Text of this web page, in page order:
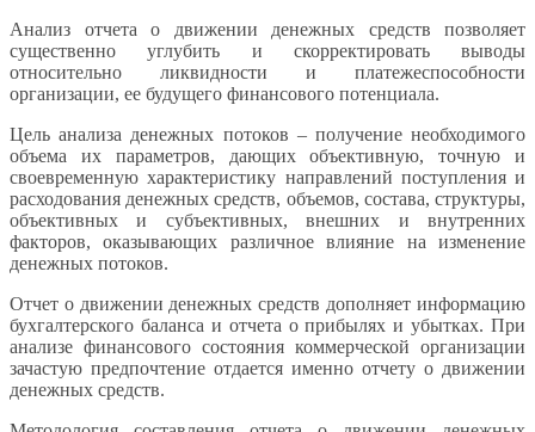
Анализ отчета о движении денежных средств позволяет
существенно углубить и скорректировать выводы
относительно ликвидности и платежеспособности
организации, ее будущего финансового потенциала.
Цель анализа денежных потоков – получение необходимого
объема их параметров, дающих объективную, точную и
своевременную характеристику направлений поступления и
расходования денежных средств, объемов, состава, структуры,
объективных и субъективных, внешних и внутренних
факторов, оказывающих различное влияние на изменение
денежных потоков.
Отчет о движении денежных средств дополняет информацию
бухгалтерского баланса и отчета о прибылях и убытках. При
анализе финансового состояния коммерческой организации
зачастую предпочтение отдается именно отчету о движении
денежных средств.